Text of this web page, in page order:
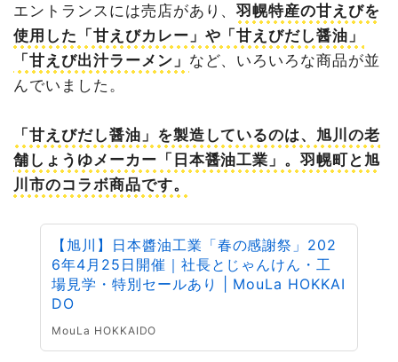
エントランスには売店があり、羽幌特産の甘えびを
使用した「甘えびカレー」や「甘えびだし醤油」
「甘えび出汁ラーメン」 など、いろいろな商品が並
んでいました。
「甘えびだし醤油」を製造しているのは、旭川の老
舗しょうゆメーカー「日本醤油工業」。羽幌町と旭
川市のコラボ商品です。
【旭川】日本醬油工業「春の感謝祭」202
6年4月25日開催｜社長とじゃんけん・工
場見学・特別セールあり | MouLa HOKKAI
DO
MouLa HOKKAIDO